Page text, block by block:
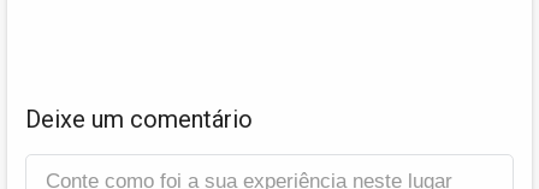
Deixe um comentário